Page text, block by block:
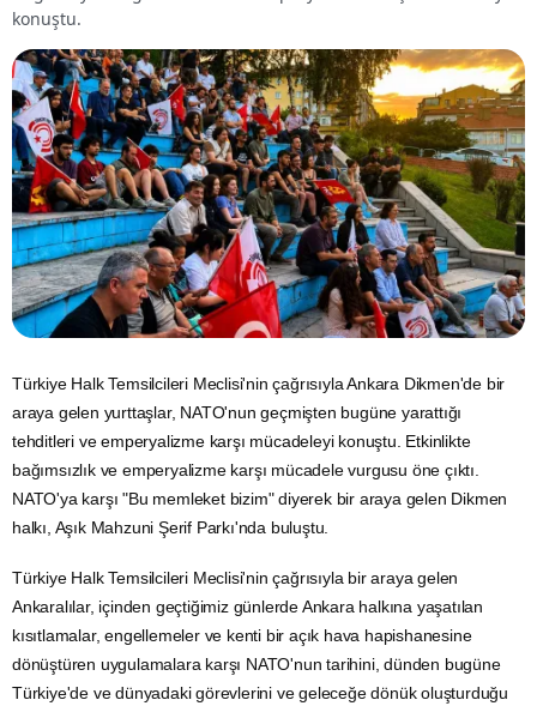
konuştu.
Türkiye Halk Temsilcileri Meclisi'nin çağrısıyla Ankara Dikmen'de bir
araya gelen yurttaşlar, NATO'nun geçmişten bugüne yarattığı
tehditleri ve emperyalizme karşı mücadeleyi konuştu. Etkinlikte
bağımsızlık ve emperyalizme karşı mücadele vurgusu öne çıktı.
NATO'ya karşı "Bu memleket bizim" diyerek bir araya gelen Dikmen
halkı, Aşık Mahzuni Şerif Parkı'nda buluştu.
Türkiye Halk Temsilcileri Meclisi'nin çağrısıyla bir araya gelen
Ankaralılar, içinden geçtiğimiz günlerde Ankara halkına yaşatılan
kısıtlamalar, engellemeler ve kenti bir açık hava hapishanesine
dönüştüren uygulamalara karşı NATO'nun tarihini, dünden bugüne
Türkiye'de ve dünyadaki görevlerini ve geleceğe dönük oluşturduğu